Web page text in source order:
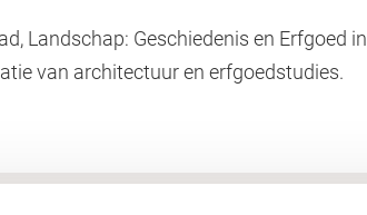
Landschap: Geschiedenis en Erfgoed in
van architectuur en erfgoedstudies.